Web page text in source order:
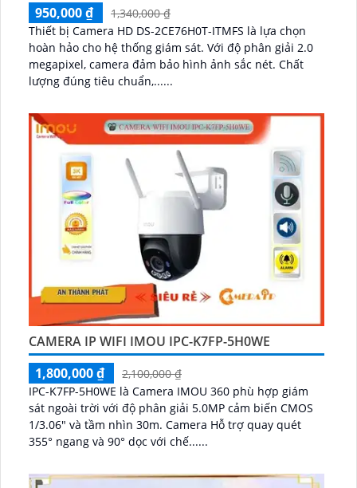
950,000 ₫
1,340,000 ₫
Thiết bị Camera HD DS-2CE76H0T-ITMFS là lựa chọn
hoàn hảo cho hệ thống giám sát. Với độ phân giải 2.0
megapixel, camera đảm bảo hình ảnh sắc nét. Chất
lượng đúng tiêu chuẩn,......
CAMERA IP WIFI IMOU IPC-K7FP-5H0WE
1,800,000 ₫
2,100,000 ₫
IPC-K7FP-5H0WE là Camera IMOU 360 phù hợp giám
sát ngoài trời với độ phân giải 5.0MP cảm biến CMOS
1/3.06" và tầm nhìn 30m. Camera Hỗ trợ quay quét
355° ngang và 90° dọc với chế......